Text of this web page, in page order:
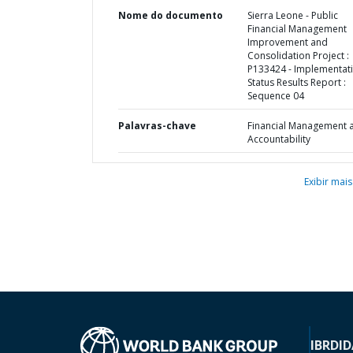
Nome do documento
Sierra Leone - Public
Financial Management
Improvement and
Consolidation Project :
P133424 -
Status Results Report :
Sequence 04
Palavras-chave
Financial Management
Accountability
Exibir mais
IBRD